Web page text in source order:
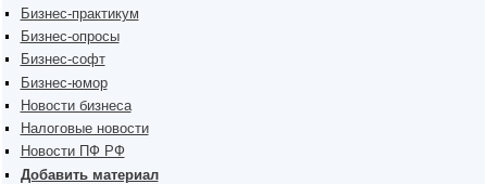
Бизнес-практикум
Бизнес-опросы
Бизнес-софт
Бизнес-юмор
Новости бизнеса
Налоговые новости
Новости ПФ РФ
Добавить материал